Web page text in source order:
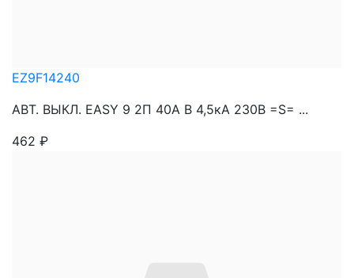
EZ9F14240
АВТ. ВЫКЛ. EASY 9 2П 40A B 4,5кА 230В =S= ...
462 ₽